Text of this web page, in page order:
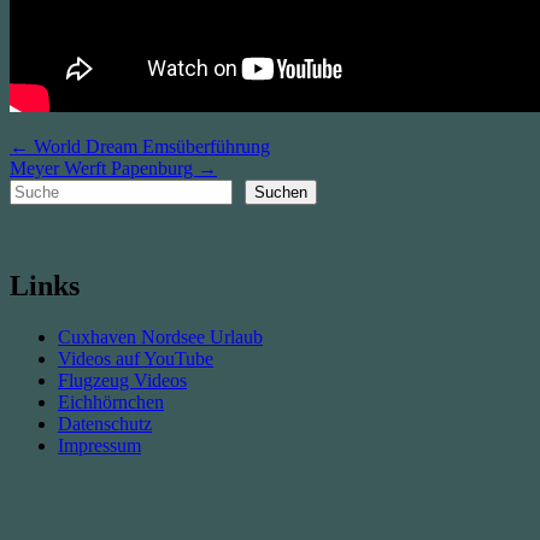
Beitragsnavigation
← World Dream Emsüberführung
Meyer Werft Papenburg →
Suchen
Suchen
Links
Cuxhaven Nordsee Urlaub
Videos auf YouTube
Flugzeug Videos
Eichhörnchen
Datenschutz
Impressum